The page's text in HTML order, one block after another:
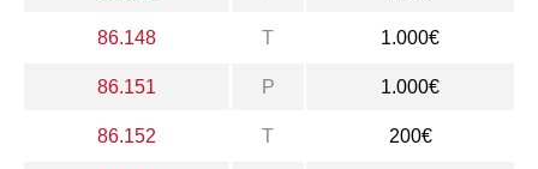
86.148 T 1.000€
86.151 P 1.000€
86.152 T 200€